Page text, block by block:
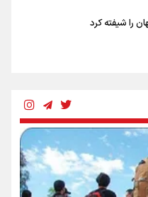
را شیفته کرد
شنیدن صدای رئیس‌جمهوری